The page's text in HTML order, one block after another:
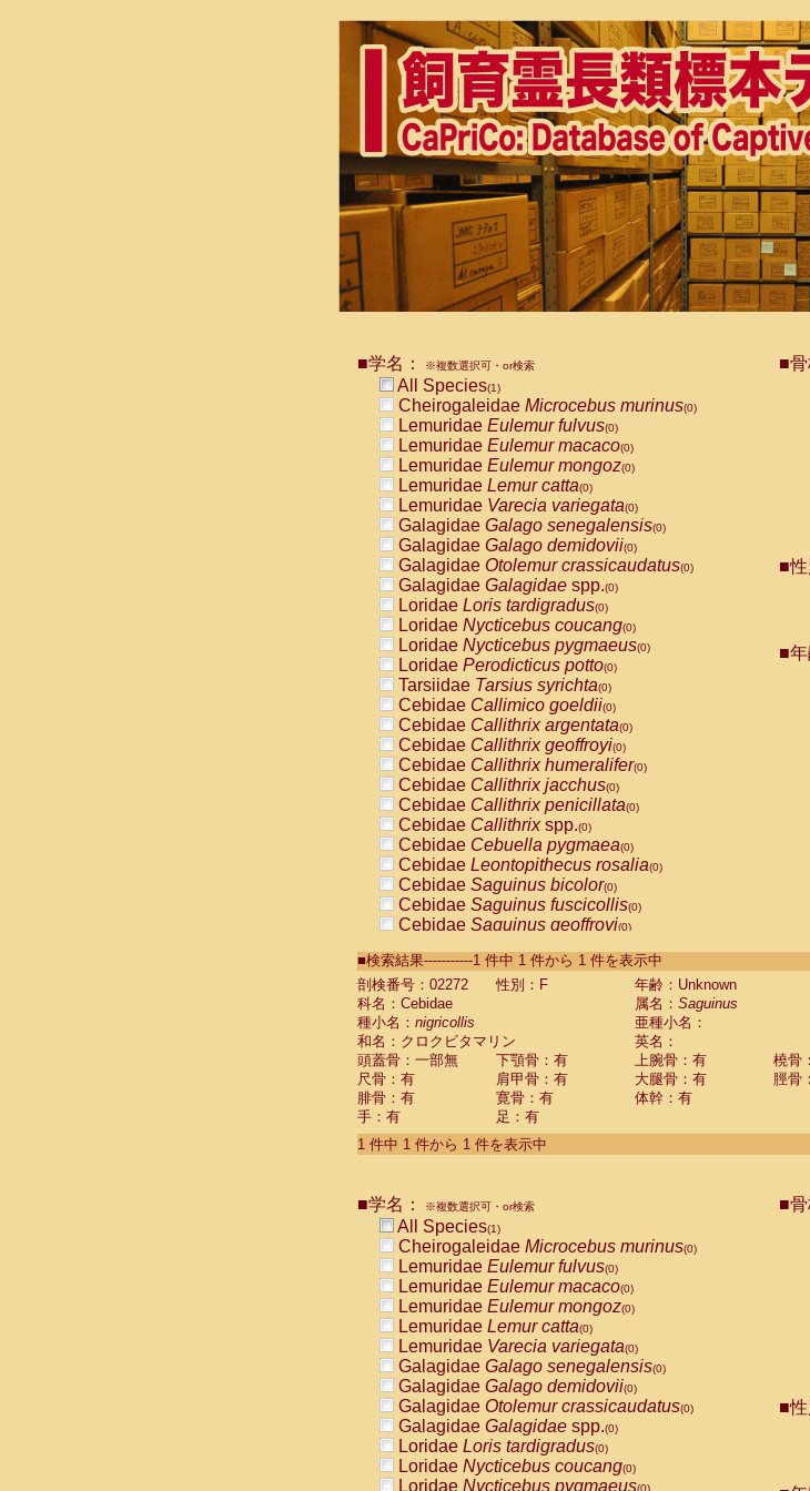
■学名： ※複数選択可・or検索
All Species(1)
Cheirogaleidae Microcebus murinus(0)
Lemuridae Eulemur fulvus(0)
Lemuridae Eulemur macaco(0)
Lemuridae Eulemur mongoz(0)
Lemuridae Lemur catta(0)
Lemuridae Varecia variegata(0)
Galagidae Galago senegalensis(0)
Galagidae Galago demidovii(0)
Galagidae Otolemur crassicaudatus(0)
Galagidae Galagidae spp.(0)
Loridae Loris tardigradus(0)
Loridae Nycticebus coucang(0)
Loridae Nycticebus pygmaeus(0)
Loridae Perodicticus potto(0)
Tarsiidae Tarsius syrichta(0)
Cebidae Callimico goeldii(0)
Cebidae Callithrix argentata(0)
Cebidae Callithrix geoffroyi(0)
Cebidae Callithrix humeralifer(0)
Cebidae Callithrix jacchus(0)
Cebidae Callithrix penicillata(0)
Cebidae Callithrixspp.(0)
Cebidae Cebuella pygmaea(0)
Cebidae Leontopithecus rosalia(0)
Cebidae Saguinus bicolor(0)
Cebidae Saguinus fuscicollis(0)
Cebidae Saguinus geoffroyi(0)
CebidaeSaguinus labiatus(0)
Cebidae Saguinus leucopus (0)
Cebidae
CebidaeSaguinus mystax
CebidaeSaguinus nigricollis (1)
Cebidae Saguinus oedipus
Cebidae Saguinus weddelli
Cebidae Saguinusspp.
Cebidae Aotus trivirgatus
Cebidae Cebus albifrons
CebidaeCebus nigrivittatus
CebidaeCebus
CebidaeSaimiri boliviensis(0)
CebidaeSaimiri sciureus(0)
AtelidaeAlouatta caraya(0)
AtelidaeAlouatta fusca(0)
AtelidaeAlouatta seniculus
AtelidaeAlouattaspp.(0)
AtelidaeAteles belzebuth(0)
AtelidaeAteles geoffroyi(0)
AtelidaeAteles paniscus(0)
AtelidaeAtelesspp.(0)
Atelidae Lagothrix lagothricha
AtelidaeLagothrix lagothricha cana
PitheciidaeCacajao calvus rubicundus
■骨
■性
■年
■検索結果-----------1 件中 1 件から 1 件を表示中
剖検番号：02272
性別：F
年齢：Unknown
科名：Cebidae
属名： Saguinus
種小名： nigricollis
亜種小名：
和名：クロクビタマリン
英名：
頭蓋骨：一部無
下顎骨：有 上腕骨：有
橈骨
尺骨：有
肩甲骨：有 大腿骨：有
脛骨
腓骨：有
寛骨：有
体幹：有
手：有
足：有
1 件中 1 件から 1 件を表示中
■学名： ※複数選択可・or検索
All Species(1)
Cheirogaleidae Microcebus murinus(0)
Lemuridae Eulemur fulvus(0)
Lemuridae Eulemur macaco(0)
Lemuridae Eulemur mongoz(0)
Lemuridae Lemur catta(0)
Lemuridae Varecia variegata(0)
Galagidae Galago senegalensis(0)
Galagidae Galago demidovii(0)
Galagidae Otolemur crassicaudatus(0)
Galagidae Galagidae spp.(0)
Loridae Loris tardigradus(0)
Loridae Nycticebus coucang(0)
Loridae Nycticebus pygmaeus(0)
■骨
■性